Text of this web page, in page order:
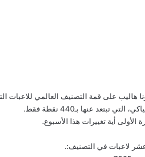
هاليب على قمة التصنيف العالمي للاعبات
تبتعد عنها بـ440 نقطة فقط.
الأولى أية تغييرات هذا الأسبوع.
لاعبات في التصنيف:.